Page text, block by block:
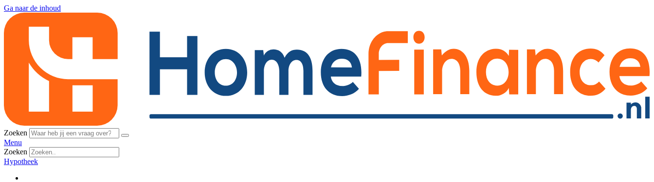
Ga naar de inhoud
Zoeken
Menu
Zoeken
Hypotheek